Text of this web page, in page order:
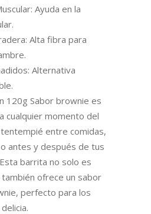
Ayuda en la
Alta fibra para
Alternativa
120g Sabor brownie es
cualquier momento del
entre comidas,
antes y después de tus
barrita no solo es
ofrece un sabor
perfecto para los